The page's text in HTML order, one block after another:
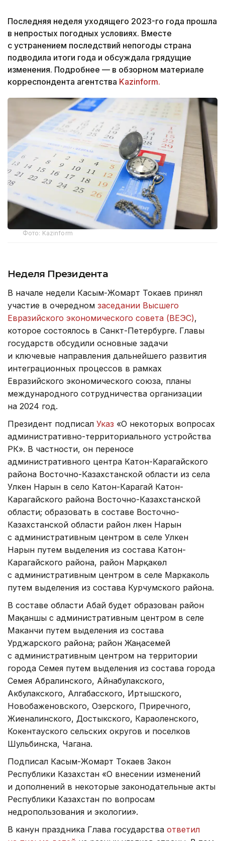
Последняя неделя уходящего 2023-го года прошла
в непростых погодных условиях. Вместе
с устранением последствий непогоды страна
подводила итоги года и обсуждала грядущие
изменения. Подробнее — в обзорном материале
корреспондента агентства Kazinform.
Фото: Kazinform
Неделя Президента
В начале недели Касым-Жомарт Токаев принял
участие в очередном заседании Высшего
Евразийского экономического совета (ВЕЭС),
которое состоялось в Санкт-Петербурге. Главы
государств обсудили основные задачи
и ключевые направления дальнейшего развития
интеграционных процессов в рамках
Евразийского экономического союза, планы
международного сотрудничества организации
на 2024 год.
Президент подписал Указ «О некоторых вопросах
административно-территориального устройства
РК». В частности, он переносе
административного центра Катон-Карагайского
района Восточно-Казахстанской области из села
Улкен Нарын в село Катон-Карагай Катон-
Карагайского района Восточно-Казахстанской
области; образовать в составе Восточно-
Казахстанской области район Үлкен Нарын
с административным центром в селе Улкен
Нарын путем выделения из состава Катон-
Карагайского района, район Марқакөл
с административным центром в селе Маркаколь
путем выделения из состава Курчумского района.
В составе области Абай будет образован район
Мақаншы с административным центром в селе
Маканчи путем выделения из состава
Урджарского района; район Жаңасемей
с административным центром на территории
города Семея путем выделения из состава города
Семея Абралинского, Айнабулакского,
Акбулакского, Алгабасского, Иртышского,
Новобаженовского, Озерского, Приречного,
Жиеналинского, Достыкского, Караоленского,
Кокентауского сельских округов и поселков
Шульбинска, Чагана.
Подписал Касым-Жомарт Токаев Закон
Республики Казахстан «О внесении изменений
и дополнений в некоторые законодательные акты
Республики Казахстан по вопросам
недропользования и экологии».
В канун праздника Глава государства ответил